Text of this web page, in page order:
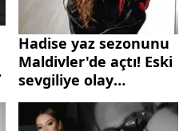
Hadise yaz sezonunu
Maldivler'de açtı! Eski
sevgiliye olay
gönderme